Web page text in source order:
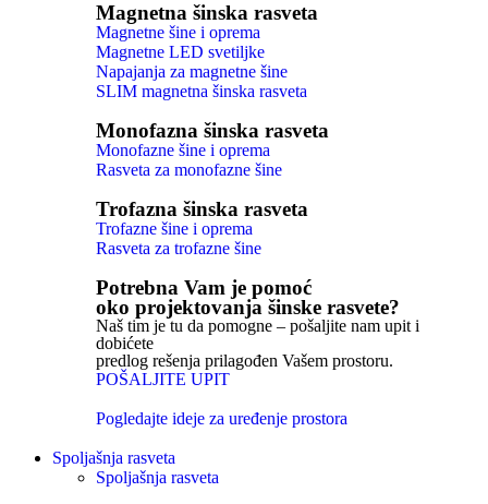
Magnetna šinska rasveta
Magnetne šine i oprema
Magnetne LED svetiljke
Napajanja za magnetne šine
SLIM magnetna šinska rasveta
Monofazna šinska rasveta
Monofazne šine i oprema
Rasveta za monofazne šine
Trofazna šinska rasveta
Trofazne šine i oprema
Rasveta za trofazne šine
Potrebna Vam je pomoć
oko projektovanja šinske rasvete?
Naš tim je tu da pomogne – pošaljite nam upit i
dobićete
predlog rešenja prilagođen Vašem prostoru.
POŠALJITE UPIT
Pogledajte ideje za uređenje prostora
Spoljašnja rasveta
Spoljašnja rasveta